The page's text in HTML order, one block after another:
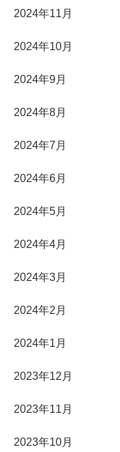
2024年11月
2024年10月
2024年9月
2024年8月
2024年7月
2024年6月
2024年5月
2024年4月
2024年3月
2024年2月
2024年1月
2023年12月
2023年11月
2023年10月